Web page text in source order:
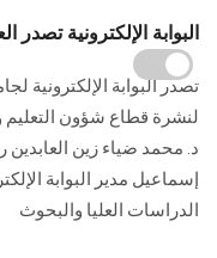
البوابة الإلكترونية تصدر العدد 134 لنشرة قطاع التعليم
د. محمد ضياء زين
إسماعيل مدير البوابة
‏الدراسات العليا والبحوث